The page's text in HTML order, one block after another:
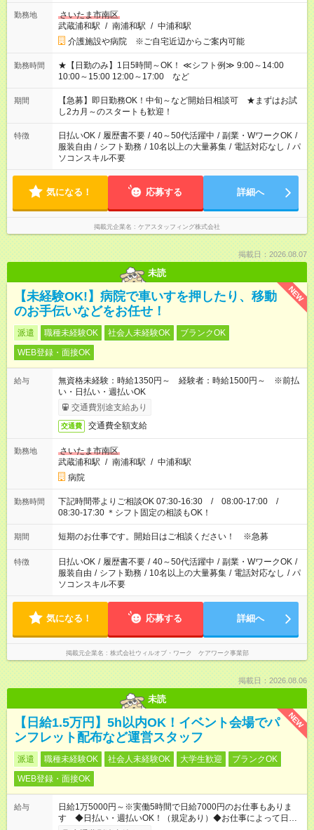
勤務地
さいたま市南区
武蔵浦和駅 / 南浦和駅 / 中浦和駅
介護施設や病院 ※ご自宅近辺からご案内可能
勤務時間
★【日勤のみ】1日5時間～OK！ ≪シフト例≫ 9:00～14:00
10:00～15:00 12:00～17:00 など
期間
【急募】即日勤務OK！中旬～など開始日相談可 ★まずはお試
し2カ月～のスタートも歓迎！
特徴 日払いOK / 履歴書不要 / 40～50代活躍中 / 副業・WワークOK /
服装自由 / シフト勤務 / 10名以上の大量募集 / 電話対応なし / パ
ソコンスキル不要
気になる！ 応募する 詳細へ
掲載元企業名 ケアスタッフィング株式会社
掲載日：2026.08.07
未読
NEW
【未経験OK!】病院で車いすを押したり、移動
のお手伝いなどをお任せ！
派遣 職種未経験OK 社会人未経験OK
ブランクOK
WEB登録・面接OK
給与
無資格未経験：時給1350円～ 経験者：時給1500円～ ※前払
い・日払い・週払いOK
交通費別途支給あり
交通費 交通費全額支給
勤務地
さいたま市南区
武蔵浦和駅 / 南浦和駅 / 中浦和駅
病院
勤務時間
下記時間帯よりご相談OK 07:30-16:30 / 08:00-17:00 /
08:30-17:30 ＊シフト固定の相談もOK！
期間 短期のお仕事です。開始日はご相談ください！ ※急募
特徴 日払いOK / 履歴書不要 / 40～50代活躍中 / 副業・WワークOK /
服装自由 / シフト勤務 / 10名以上の大量募集 / 電話対応なし / パ
ソコンスキル不要
気になる！ 応募する 詳細へ
掲載元企業名 株式会社ウィルオブ・ワーク ケアワーク事業部
掲載日：2026.08.06
未読
NEW
【日給1.5万円】5h以内OK！イベント会場でパ
ンフレット配布など運営スタッフ
派遣 職種未経験OK 社会人未経験OK 大学生歓迎
ブランクOK
WEB登録・面接OK
給与
日給1万5000円～※実働5時間で日給7000円のお仕事もありま
す ◆日払い・週払いOK！（規定あり）◆お仕事によって日給も